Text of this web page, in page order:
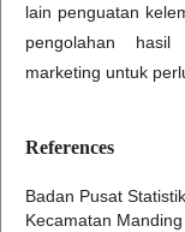
lain penguatan
pengolahan
marketing untuk
References
Badan Pusat
Kecamatan